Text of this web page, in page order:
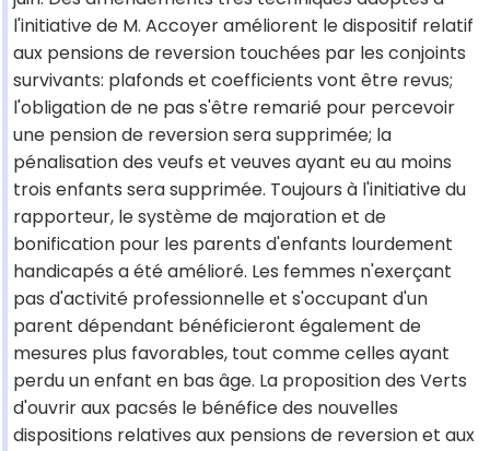
l'initiative de M. Accoyer améliorent le dispositif relatif
aux pensions de reversion touchées par les conjoints
survivants: plafonds et coefficients vont être revus;
l'obligation de ne pas s'être remarié pour percevoir
une pension de reversion sera supprimée; la
pénalisation des veufs et veuves ayant eu au moins
trois enfants sera supprimée. Toujours à l'initiative du
rapporteur, le système de majoration et de
bonification pour les parents d'enfants lourdement
handicapés a été amélioré. Les femmes n'exerçant
pas d'activité professionnelle et s'occupant d'un
parent dépendant bénéficieront également de
mesures plus favorables, tout comme celles ayant
perdu un enfant en bas âge. La proposition des Verts
d'ouvrir aux pacsés le bénéfice des nouvelles
dispositions relatives aux pensions de reversion et aux